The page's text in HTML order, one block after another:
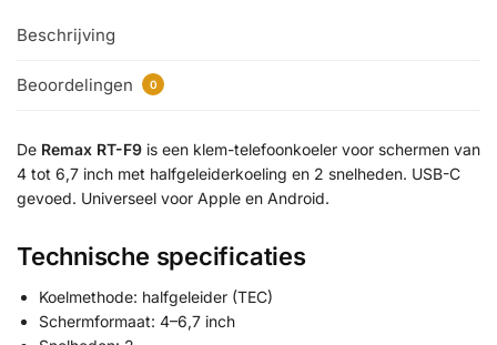
Beschrijving
Beoordelingen 0
De Remax RT-F9 is een klem-telefoonkoeler voor schermen van
4 tot 6,7 inch met halfgeleiderkoeling en 2 snelheden. USB-C
gevoed. Universeel voor Apple en Android.
Technische specificaties
Koelmethode: halfgeleider (TEC)
Schermformaat: 4–6,7 inch